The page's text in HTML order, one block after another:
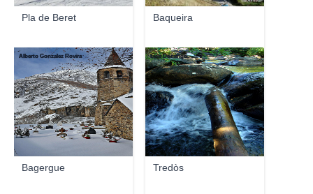
Pla de Beret Baqueira
Bagergue
Alberto Gonzalez Rovira
Tredòs
Luis Domingo